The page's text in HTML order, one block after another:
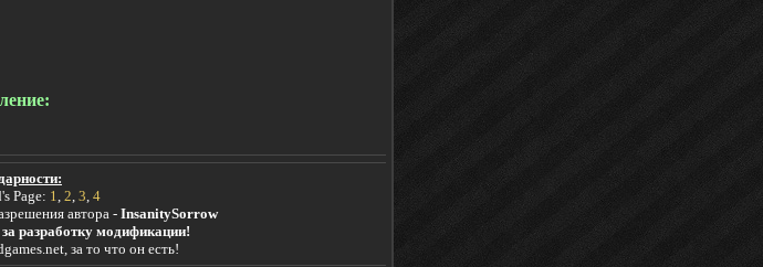
Page: 1, 2, 3, 4
автора -InsanitySorrow
разработку модификации!
за то что он есть!